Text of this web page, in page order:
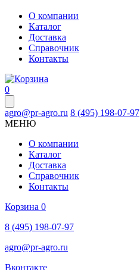
О компании
Каталог
Доставка
Справочник
Контакты
0
agro@pr-agro.ru 8 (495) 198-07-97
МЕНЮ
О компании
Каталог
Доставка
Справочник
Контакты
Корзина 0
8 (495) 198-07-97
agro@pr-agro.ru
Вконтакте